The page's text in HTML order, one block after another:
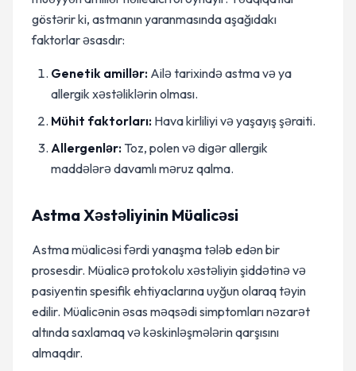
göstərir ki, astmanın yaranmasında aşağıdakı
faktorlar əsasdır:
Genetik amillər: Ailə tarixində astma və ya
allergik xəstəliklərin olması.
Mühit faktorları: Hava kirliliyi və yaşayış şəraiti.
Allergenlər: Toz, polen və digər allergik
maddələrə davamlı məruz qalma.
Astma Xəstəliyinin Müalicəsi
Astma müalicəsi fərdi yanaşma tələb edən bir
prosesdir. Müalicə protokolu xəstəliyin şiddətinə və
pasiyentin spesifik ehtiyaclarına uyğun olaraq təyin
edilir. Müalicənin əsas məqsədi simptomları nəzarət
altında saxlamaq və kəskinləşmələrin qarşısını
almaqdır.